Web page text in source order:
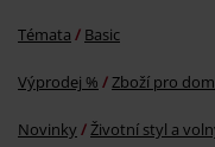
Témata Basic
Výprodej % Zboží pro
Novinky Životní styl a